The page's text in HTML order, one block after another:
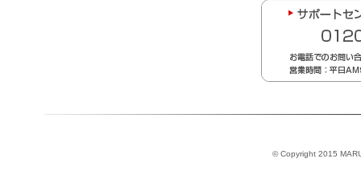
© Copyright 2015